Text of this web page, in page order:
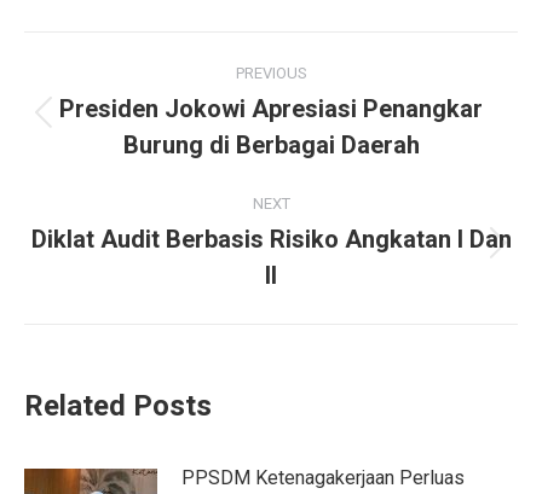
navigation
PREVIOUS
Previous
post:
Presiden Jokowi Apresiasi Penangkar
Burung di Berbagai Daerah
NEXT
post:
Diklat Audit Berbasis Risiko Angkatan I Dan
II
Related Posts
PPSDM Ketenagakerjaan Perluas